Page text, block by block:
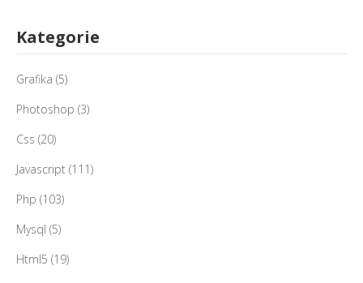
Kategorie
Grafika (5)
Photoshop (3)
Css (20)
Javascript (111)
Php (103)
Mysql (5)
Html5 (19)